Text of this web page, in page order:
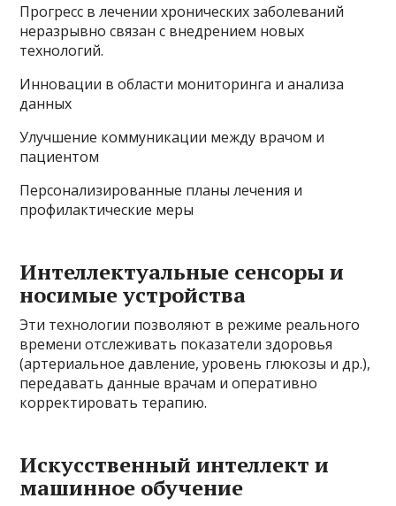
Прогресс в лечении хронических заболеваний
неразрывно связан с внедрением новых
технологий.
Инновации в области мониторинга и анализа
данных
Улучшение коммуникации между врачом и
пациентом
Персонализированные планы лечения и
профилактические меры
Интеллектуальные сенсоры и
носимые устройства
Эти технологии позволяют в режиме реального
времени отслеживать показатели здоровья
(артериальное давление, уровень глюкозы и др.),
передавать данные врачам и оперативно
корректировать терапию.
Искусственный интеллект и
машинное обучение